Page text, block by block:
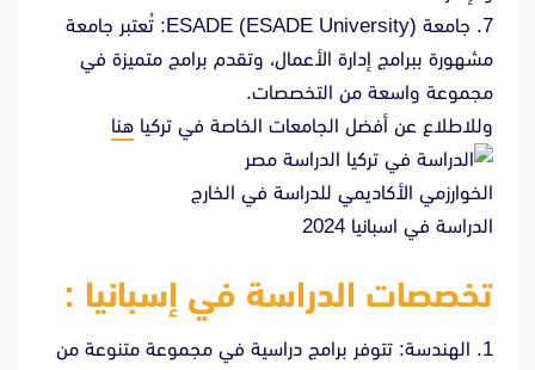
7. جامعة ESADE (ESADE University): تُعتبر جامعة
مشهورة ببرامج إدارة الأعمال، وتقدم برامج متميزة في
مجموعة واسعة من التخصصات.
وللاطلاع عن أفضل الجامعات الخاصة في تركيا هنا
الخوارزمي الأكاديمي للدراسة في الخارج
الدراسة في اسبانيا 2024
تخصصات الدراسة في إسبانيا :
1. الهندسة: تتوفر برامج دراسية في مجموعة متنوعة من